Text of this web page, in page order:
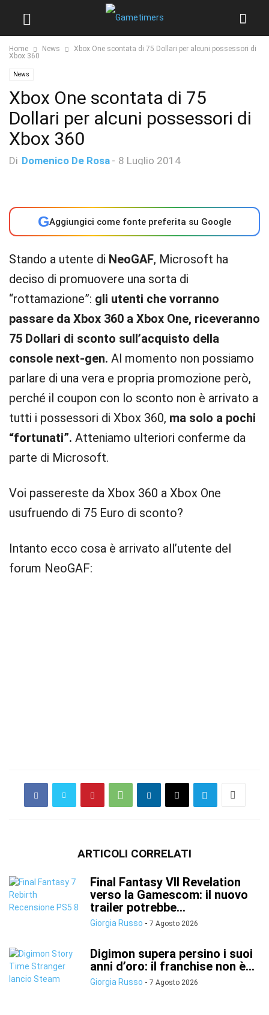
Home News
Xbox One scontata di 75 Dollari per alcuni possessori di
Xbox 360
News
Xbox One scontata di 75
Dollari per alcuni possessori di
Xbox 360
Di Domenico De Rosa - 8 Luglio 2014
GAggiungici come fonte preferita su Google
Stando a utente di NeoGAF, Microsoft ha
deciso di promuovere una sorta di
“rottamazione”: gli utenti che vorranno
passare da Xbox 360 a Xbox One, riceveranno
75 Dollari di sconto sull’acquisto della
console next-gen. Al momento non possiamo
parlare di una vera e propria promozione però,
perché il coupon con lo sconto non è arrivato a
tutti i possessori di Xbox 360, ma solo a pochi
“fortunati”. Atteniamo ulteriori conferme da
parte di Microsoft.
Voi passereste da Xbox 360 a Xbox One
usufruendo di 75 Euro di sconto?
Intanto ecco cosa è arrivato all’utente del
forum NeoGAF:
ARTICOLI CORRELATI
Final Fantasy VII Revelation
verso la Gamescom: il nuovo
trailer potrebbe...
Giorgia Russo - 7 Agosto 2026
Digimon supera persino i suoi
anni d’oro: il franchise non è...
Giorgia Russo - 7 Agosto 2026